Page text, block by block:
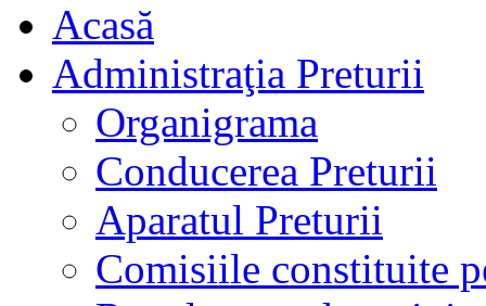
Acasă
Administraţia Preturii
Organigrama
Conducerea Preturii
Aparatul Preturii
Comisiile constituite